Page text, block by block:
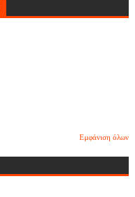
Εμφάνιση όλων